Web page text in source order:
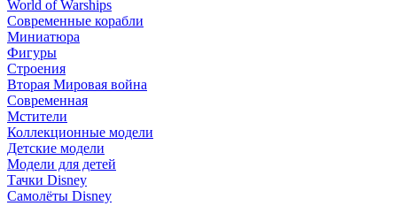
World of Warships
Современные корабли
Миниатюра
Фигуры
Строения
Вторая Мировая война
Современная
Мстители
Коллекционные модели
Детские модели
Модели для детей
Тачки Disney
Самолёты Disney